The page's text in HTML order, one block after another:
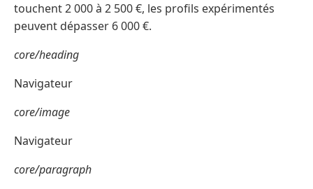
touchent 2 000 à 2 500 €, les profils expérimentés
peuvent dépasser 6 000 €.
core/heading
Navigateur
core/image
Navigateur
core/paragraph